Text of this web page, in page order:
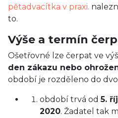
pětadvacítka v praxi.
to.
Výše a termín
Ošetřovné lze čerpat ve
den zákazu nebo
období je rozděleno do
období trvá od5.
2020. Žadatel tak